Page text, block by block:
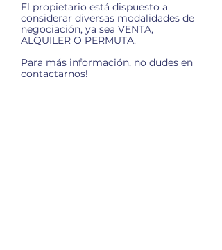
El propietario está dispuesto a
considerar diversas modalidades de
negociación, ya sea VENTA,
ALQUILER O PERMUTA.
Para más información, no dudes en
contactarnos!